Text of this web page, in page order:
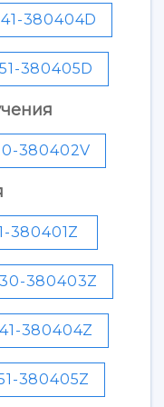
380404D
380405D
380402V
380401Z
380403Z
380404Z
380405Z